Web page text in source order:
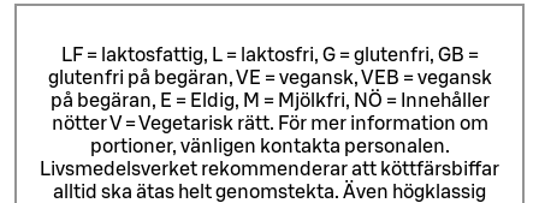
LF = laktosfattig, L = laktosfri, G = glutenfri, GB =
glutenfri på begäran, VE = vegansk, VEB = vegansk
på begäran, E = Eldig, M = Mjölkfri, NÖ = Innehåller
nötter V = Vegetarisk rätt. För mer information om
portioner, vänligen kontakta personalen.
Livsmedelsverket rekommenderar att köttfärsbiffar
alltid ska ätas helt genomstekta. Även högklassig